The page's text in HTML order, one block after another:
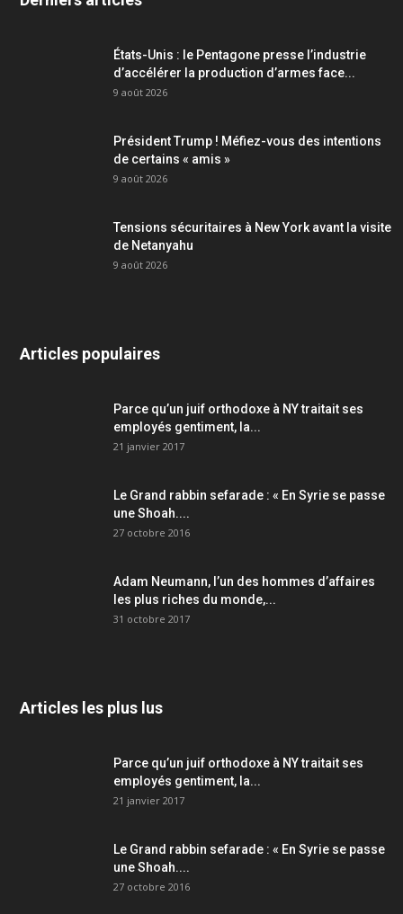
États-Unis : le Pentagone presse l’industrie
d’accélérer la production d’armes face...
9 août 2026
Président Trump ! Méfiez-vous des intentions
de certains « amis »
9 août 2026
Tensions sécuritaires à New York avant la visite
de Netanyahu
9 août 2026
Articles populaires
Parce qu’un juif orthodoxe à NY traitait ses
employés gentiment, la...
21 janvier 2017
Le Grand rabbin sefarade : « En Syrie se passe
une Shoah....
27 octobre 2016
Adam Neumann, l’un des hommes d’affaires
les plus riches du monde,...
31 octobre 2017
Articles les plus lus
Parce qu’un juif orthodoxe à NY traitait ses
employés gentiment, la...
21 janvier 2017
Le Grand rabbin sefarade : « En Syrie se passe
une Shoah....
27 octobre 2016